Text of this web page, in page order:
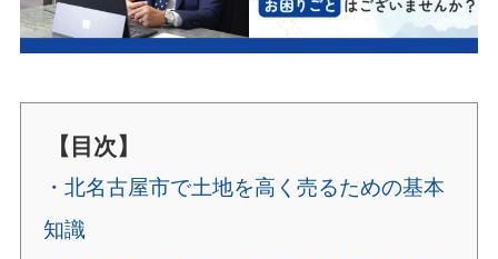
【目次】
・北名古屋市で土地を高く売るための基本
知識